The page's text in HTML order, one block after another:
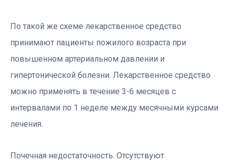
По такой же схеме лекарственное средство
принимают пациенты пожилого возраста при
повышенном артериальном давлении и
гипертонической болезни. Лекарственное средство
можно применять в течение 3-6 месяцев с
интервалами по 1 неделе между месячными курсами
лечения.
Почечная недостаточность. Отсутствуют